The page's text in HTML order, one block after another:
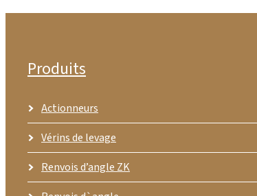
Produits
Actionneurs
Vérins de levage
Renvois d’angle ZK